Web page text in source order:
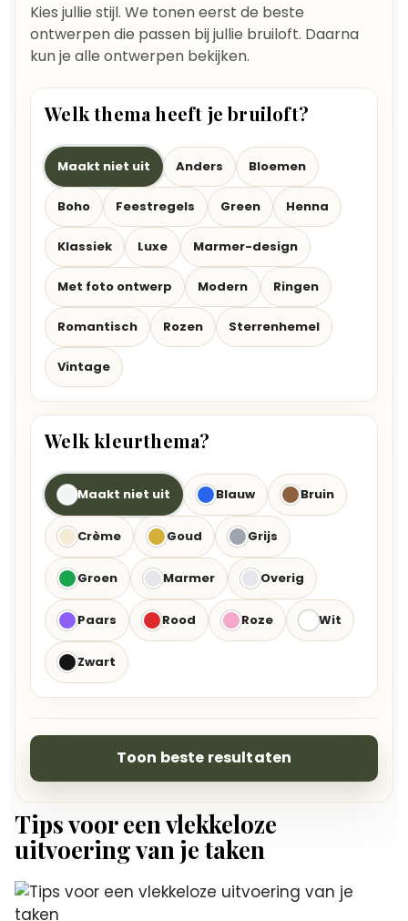
Kies jullie stijl. We tonen eerst de beste
ontwerpen die passen bij jullie bruiloft. Daarna
kun je alle ontwerpen bekijken.
Welk thema heeft je bruiloft?
Maakt niet uit Anders Bloemen
Boho Feestregels Green Henna
Klassiek Luxe Marmer-design
Met foto ontwerp Modern Ringen
Romantisch Rozen Sterrenhemel
Vintage
Welk kleurthema?
Maakt niet uit Blauw Bruin
Crème Goud Grijs
Groen Marmer Overig
Paars Rood Roze Wit
Zwart
Toon beste resultaten
Tips voor een vlekkeloze
uitvoering van je taken